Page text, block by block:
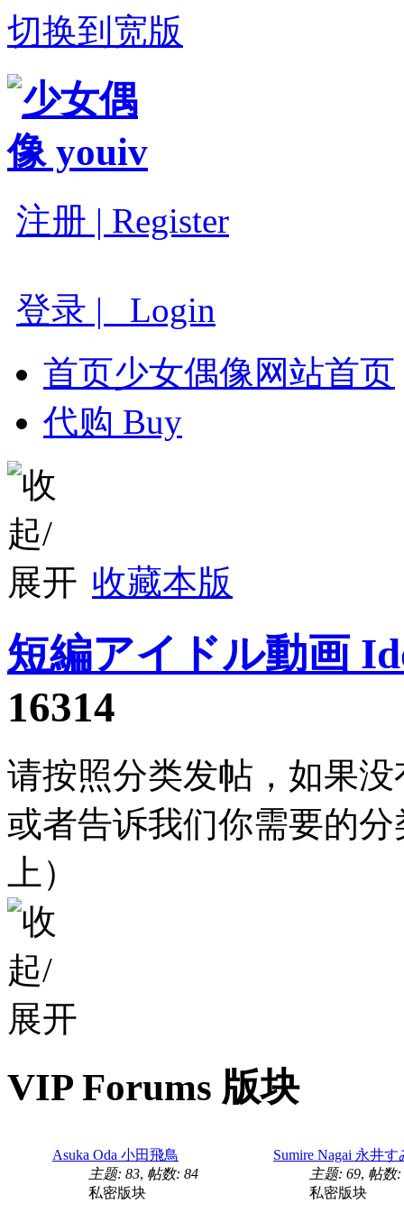
切换到宽版
注册 | Register
登录 | Login
首页少女偶像网站首页
代购 Buy
收藏本版
短編アイドル動画
16314
请按照分类发帖，如果
或者告诉我们你需要的
上）
VIP Forums 版块
Asuka Oda 小田飛鳥
主题: 83, 帖数: 84
私密版块
Sumire Nagai 永井す
主题: 69, 帖数:
私密版块